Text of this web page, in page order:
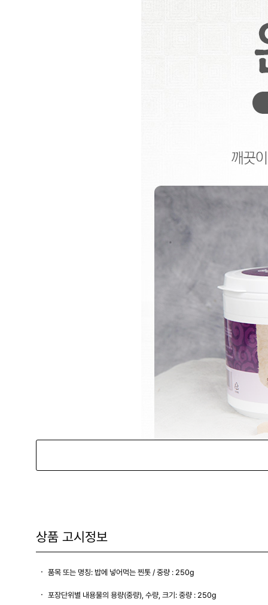
상품 고시정보
품목 또는 명칭: 밥에 넣어먹는 찐톳 / 중량 : 250g
포장단위별 내용물의 용량(중량), 수량, 크기: 중량 : 250g